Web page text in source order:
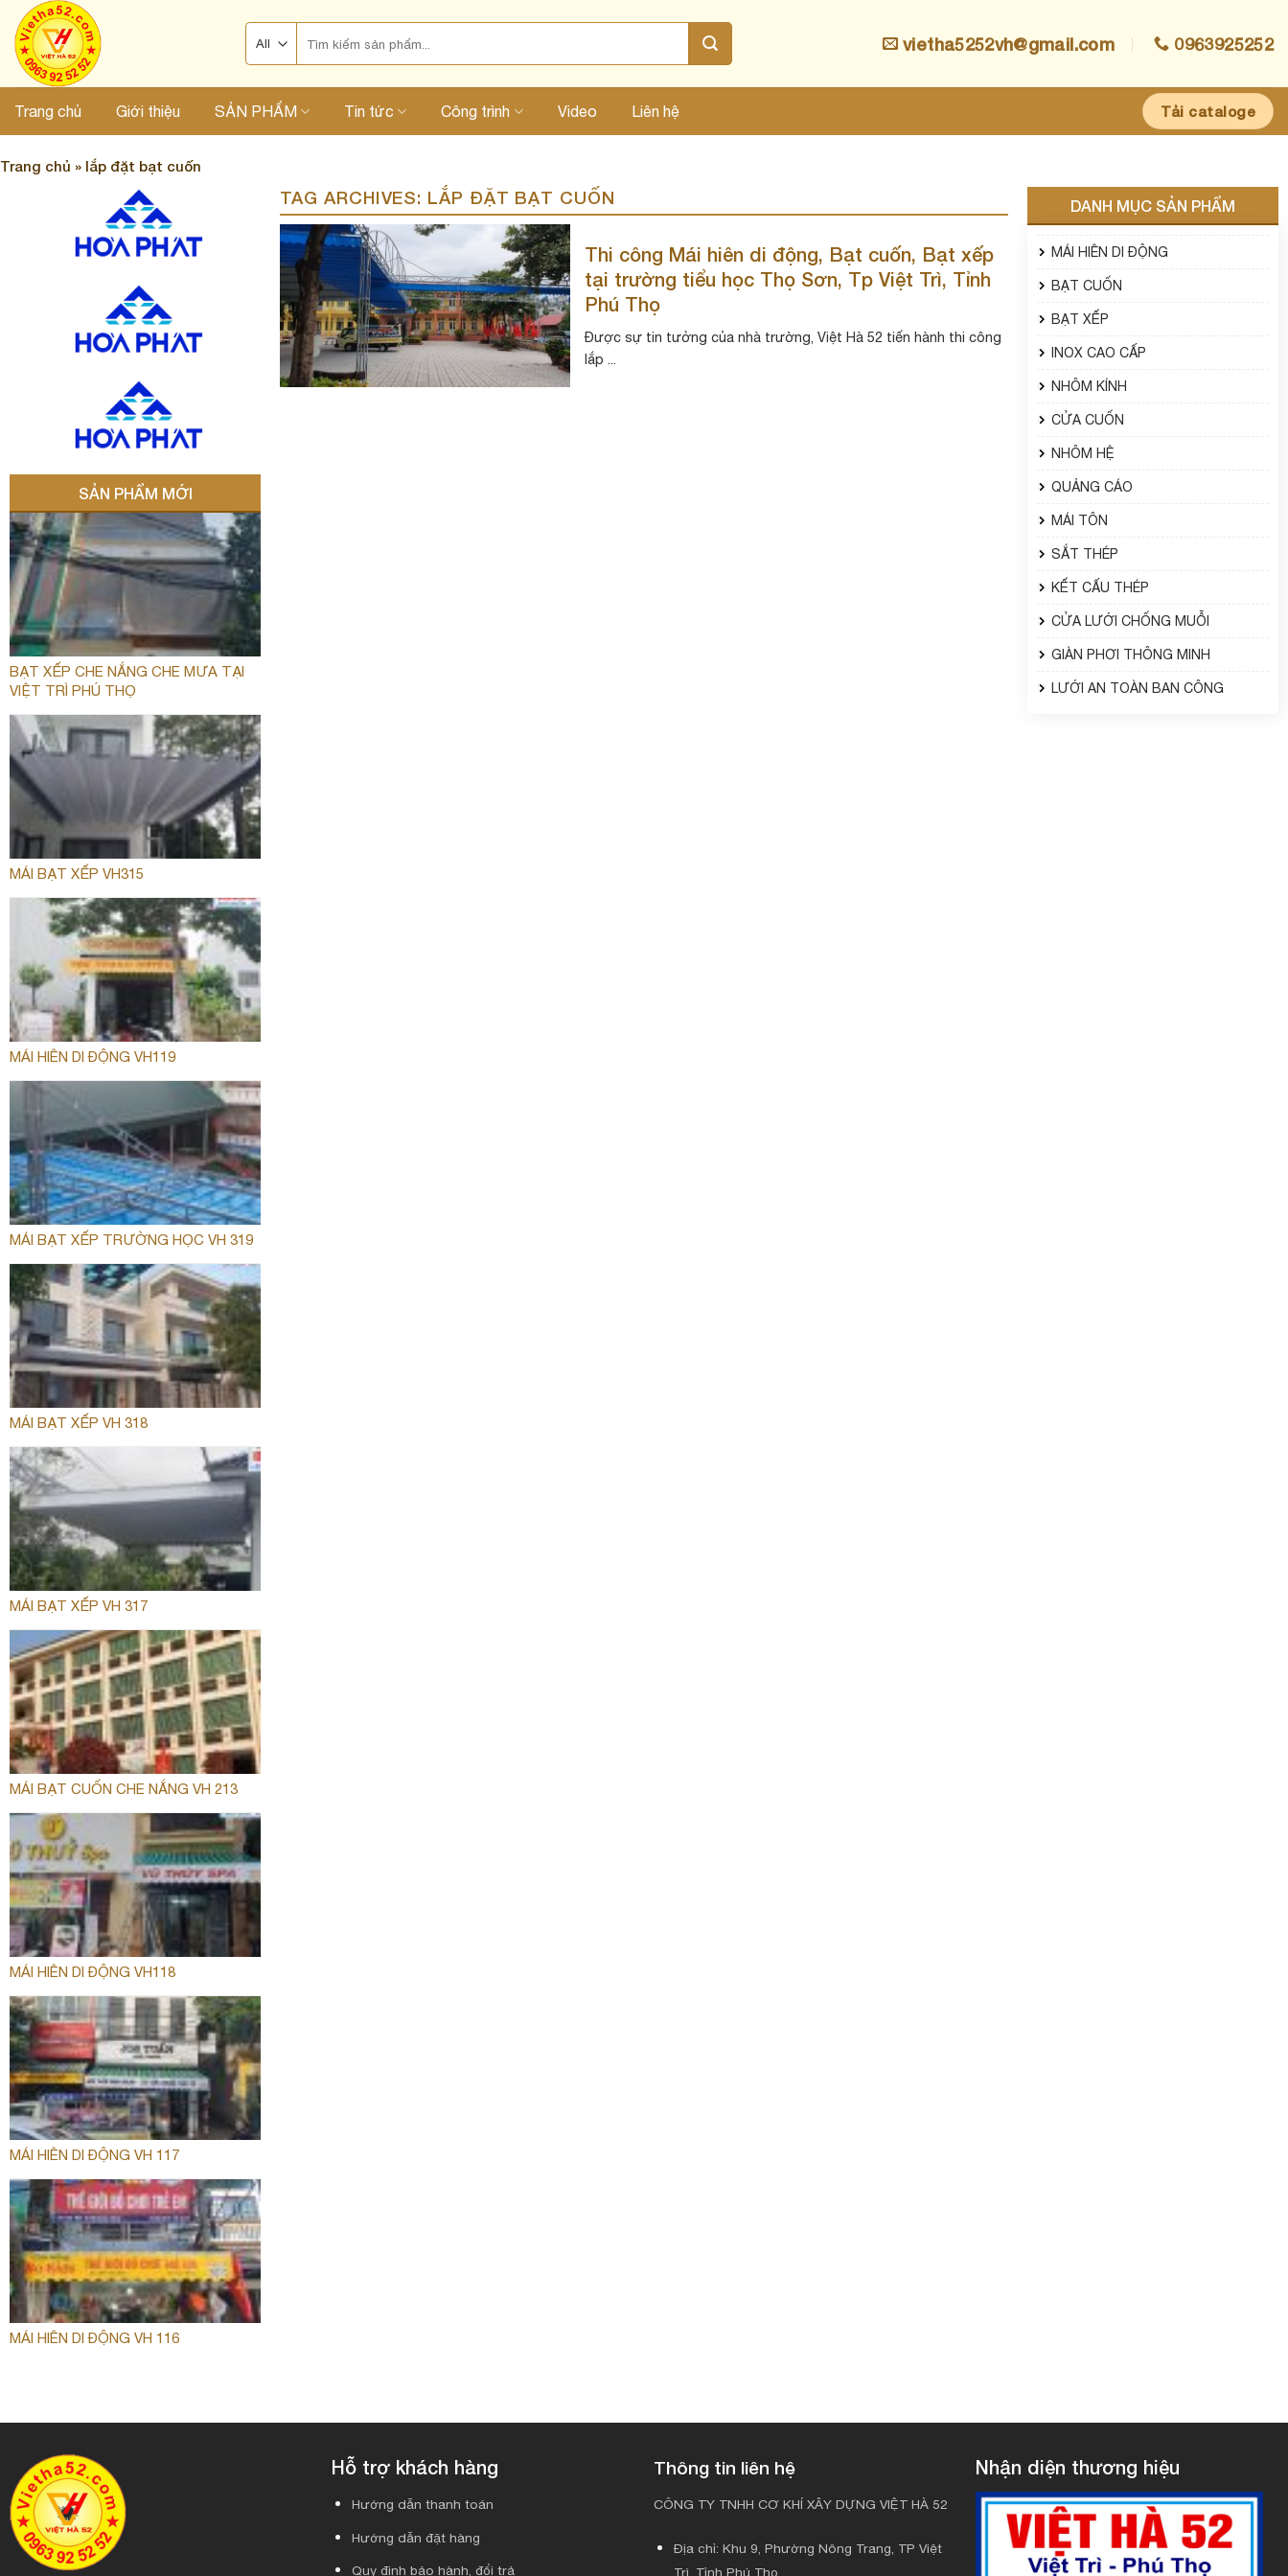
Skip
content
for:
vietha5252vh@gmail.com 0963925252
Trang chủ Giới thiệu SẢN PHẨM Tin tức Công trình Video Liên hệ Tải cataloge
Trang chủ » lắp đặt bạt cuốn
SẢN PHẨM MỚI
BẠT XẾP CHE NẮNG CHE MƯA TẠI
VIỆT TRÌ PHÚ THỌ
MÁI BẠT XẾP VH315
MÁI HIÊN DI ĐỘNG VH119
MÁI BẠT XẾP TRƯỜNG HỌC VH 319
MÁI BẠT XẾP VH 318
MÁI BẠT XẾP VH 317
MÁI BẠT CUỐN CHE NẮNG VH 213
MÁI HIÊN DI ĐỘNG VH118
MÁI HIÊN DI ĐỘNG VH 117
MÁI HIÊN DI ĐỘNG VH 116
TAG ARCHIVES: LẮP ĐẶT BẠT CUỐN
Thi công Mái hiên di động, Bạt cuốn, Bạt xếp
tại trường tiểu học Thọ Sơn, Tp Việt Trì, Tỉnh
Phú Thọ
Được sự tin tưởng của nhà trường, Việt Hà 52 tiến hành thi công
lắp ...
DANH MỤC SẢN PHẨM
MÁI HIÊN DI ĐỘNG
BẠT CUỐN
BẠT XẾP
INOX CAO CẤP
NHÔM KÍNH
CỬA CUỐN
NHÔM HỆ
QUẢNG CÁO
MÁI TÔN
SẮT THÉP
KẾT CẤU THÉP
CỬA LƯỚI CHỐNG MUỖI
GIÀN PHƠI THÔNG MINH
LƯỚI AN TOÀN BAN CÔNG
Hỗ trợ khách hàng
Hướng dẫn thanh toán
Hướng dẫn đặt hàng
Quy định bảo hành, đổi trả
Thông tin liên hệ
CÔNG TY TNHH CƠ KHÍ XÂY DỰNG VIỆT HÀ 52
Địa chỉ: Khu 9, Phường Nông Trang, TP Việt
Trì, Tỉnh Phú Thọ
Nhận diện thương hiệu